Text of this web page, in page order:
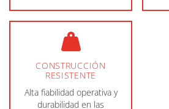
CONSTRUCCIÓN
RESISTENTE
Alta fiabilidad operativa y
durabilidad en las